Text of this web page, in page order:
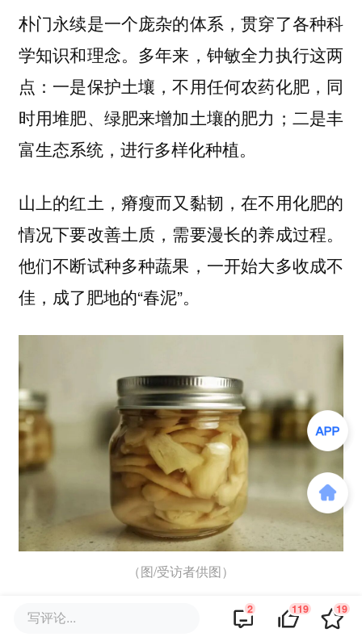
朴门永续是一个庞杂的体系，贯穿了各种科
学知识和理念。多年来，钟敏全力执行这两
点：一是保护土壤，不用任何农药化肥，同
时用堆肥、绿肥来增加土壤的肥力；二是丰
富生态系统，进行多样化种植。
山上的红土，瘠瘦而又黏韧，在不用化肥的
情况下要改善土质，需要漫长的养成过程。
他们不断试种多种蔬果，一开始大多收成不
佳，成了肥地的“春泥”。
（图/受访者供图）
书上说石灰可以中和土壤酸性，他们就买来
写评论... 2 119 19